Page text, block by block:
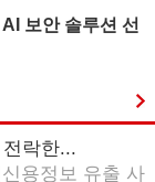
보안 솔루션 선
락한...
용정보 유출 사